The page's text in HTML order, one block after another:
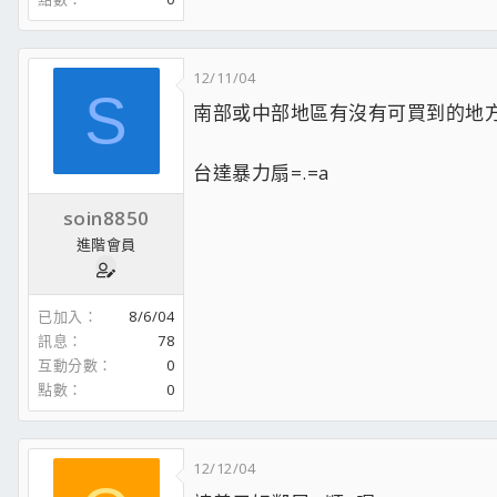
S
soin8850
進階會員
已加入
8/6/04
訊息
78
互動分數
0
點數
0
12/11/04
南部或中部地區有沒有可買到的地
台達暴力扇=.=a
12/12/04